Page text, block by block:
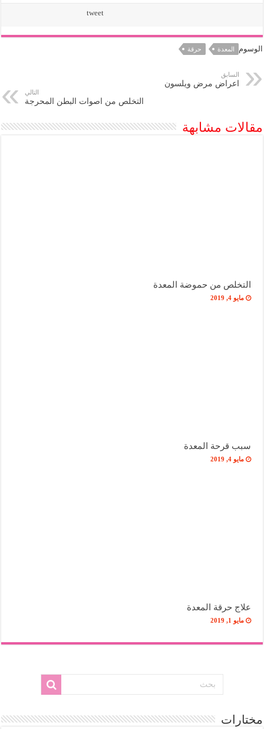
tweet
الوسوم المعدة حرقة
السابق
اعراض مرض ويلسون
التالي
التخلص من اصوات البطن المحرجة
مقالات مشابهة
التخلص من حموضة المعدة
مايو 4, 2019
سبب قرحة المعدة
مايو 4, 2019
علاج حرقة المعدة
مايو 1, 2019
مختارات